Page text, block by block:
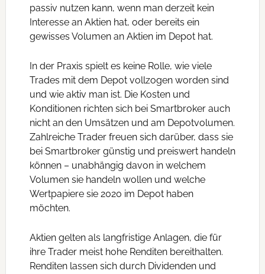
passiv nutzen kann, wenn man derzeit kein
Interesse an Aktien hat, oder bereits ein
gewisses Volumen an Aktien im Depot hat.
In der Praxis spielt es keine Rolle, wie viele
Trades mit dem Depot vollzogen worden sind
und wie aktiv man ist. Die Kosten und
Konditionen richten sich bei Smartbroker auch
nicht an den Umsätzen und am Depotvolumen.
Zahlreiche Trader freuen sich darüber, dass sie
bei Smartbroker günstig und preiswert handeln
können – unabhängig davon in welchem
Volumen sie handeln wollen und welche
Wertpapiere sie 2020 im Depot haben
möchten.
Aktien gelten als langfristige Anlagen, die für
ihre Trader meist hohe Renditen bereithalten.
Renditen lassen sich durch Dividenden und